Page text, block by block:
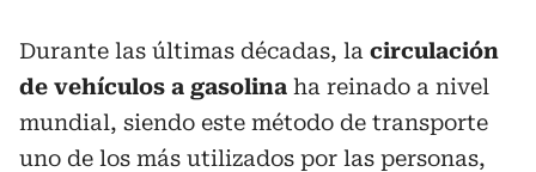
Durante las últimas décadas, la circulación
de vehículos a gasolina ha reinado a nivel
mundial, siendo este método de transporte
uno de los más utilizados por las personas,